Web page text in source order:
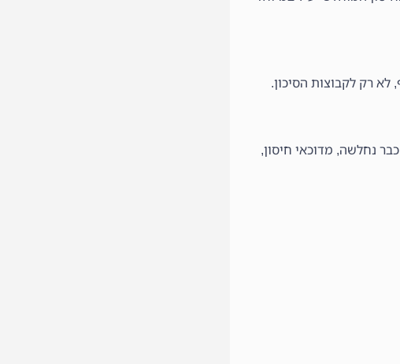
רק לקבוצות הסיכון.
נחלשה, מדוכאי חיסון,